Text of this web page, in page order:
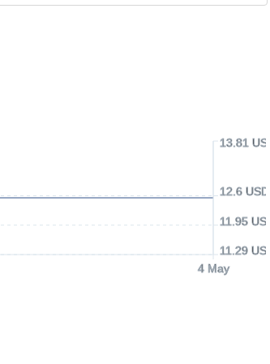
4 May
11.29 USD
11.95 USD
12.6 USD
13.81 USD